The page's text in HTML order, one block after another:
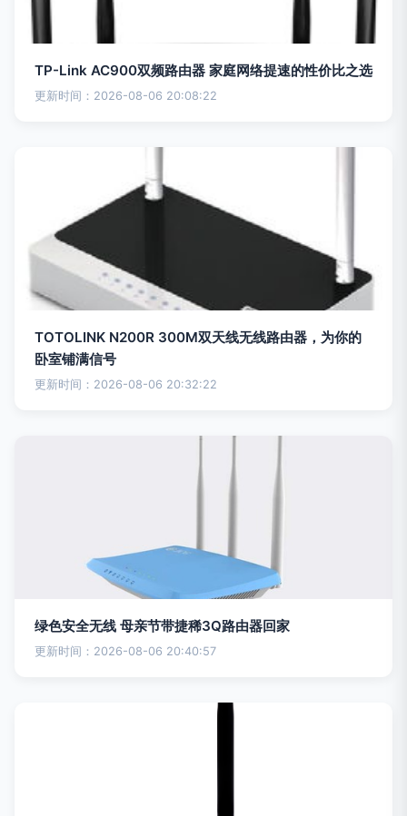
TP-Link AC900双频路由器 家庭网络提速的性价比之选
更新时间：2026-08-06 20:08:22
TOTOLINK N200R 300M双天线无线路由器，为你的
卧室铺满信号
更新时间：2026-08-06 20:32:22
绿色安全无线 母亲节带捷稀3Q路由器回家
更新时间：2026-08-06 20:40:57